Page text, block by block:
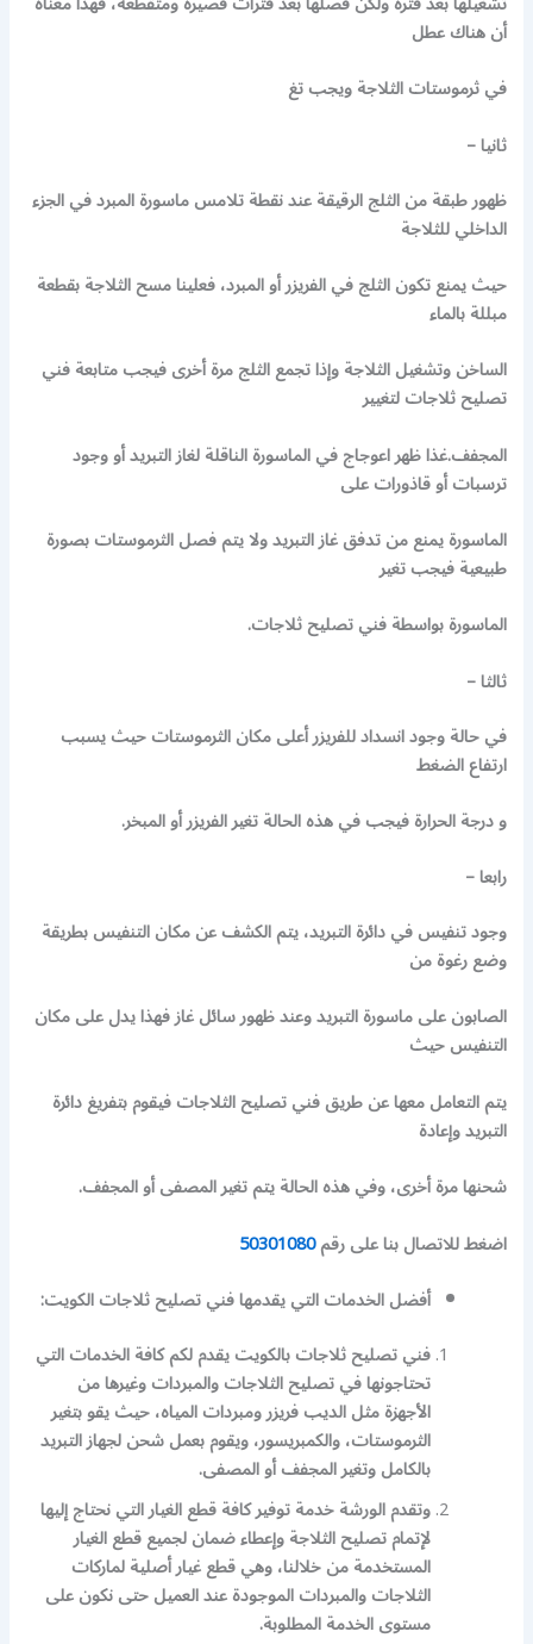
أن هناك عطل
في ثرموستات الثلاجة ويجب تغ
ثانيا –
ظهور طبقة من الثلج الرقيقة عند نقطة تلامس ماسورة المبرد في الجزء
الداخلي للثلاجة
حيث يمنع تكون الثلج في الفريزر أو المبرد، فعلينا مسح الثلاجة بقطعة
مبللة بالماء
الساخن وتشغيل الثلاجة وإذا تجمع الثلج مرة أخرى فيجب متابعة فني
تصليح ثلاجات لتغيير
المجفف.غذا ظهر اعوجاج في الماسورة الناقلة لغاز التبريد أو وجود
ترسبات أو قاذورات على
الماسورة يمنع من تدفق غاز التبريد ولا يتم فصل الثرموستات بصورة
طبيعية فيجب تغير
الماسورة بواسطة فني تصليح ثلاجات.
ثالثا –
في حالة وجود انسداد للفريزر أعلى مكان الثرموستات حيث يسبب
ارتفاع الضغط
و درجة الحرارة فيجب في هذه الحالة تغير الفريزر أو المبخر.
رابعا –
وجود تنفيس في دائرة التبريد، يتم الكشف عن مكان التنفيس بطريقة
وضع رغوة من
الصابون على ماسورة التبريد وعند ظهور سائل غاز فهذا يدل على مكان
التنفيس حيث
يتم التعامل معها عن طريق فني تصليح الثلاجات فيقوم بتفريغ دائرة
التبريد وإعادة
شحنها مرة أخرى، وفي هذه الحالة يتم تغير المصفى أو المجفف.
اضغط للاتصال بنا على رقم50301080
أفضل الخدمات التي يقدمها فني تصليح ثلاجات الكويت:
فني تصليح ثلاجات بالكويت يقدم لكم كافة الخدمات التي
تحتاجونها في تصليح الثلاجات والمبردات وغيرها من
الأجهزة مثل الديب فريزر ومبردات المياه، حيث يقو بتغير
الثرموستات، والكمبريسور، ويقوم بعمل شحن لجهاز التبريد
بالكامل وتغير المجفف أو المصفى.
وتقدم الورشة خدمة توفير كافة قطع الغيار التي نحتاج إليها
لإتمام تصليح الثلاجة وإعطاء ضمان لجميع قطع الغيار
المستخدمة من خلالنا، وهي قطع غيار أصلية لماركات
الثلاجات والمبردات الموجودة عند العميل حتى نكون على
مستوى الخدمة المطلوبة.